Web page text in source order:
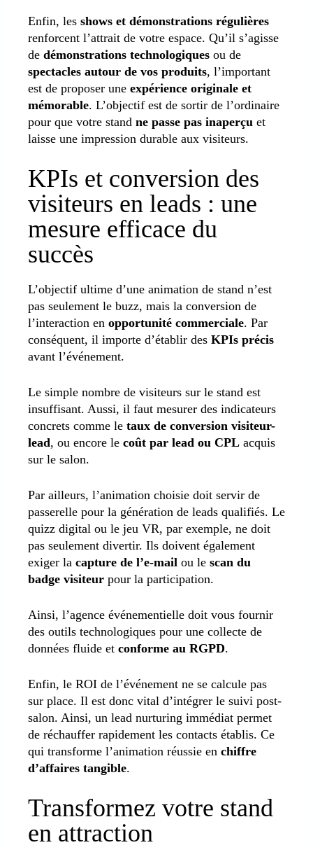
Enfin, les shows et démonstrations régulières
renforcent l’attrait de votre espace. Qu’il s’agisse
de démonstrations technologiques ou de
spectacles autour de vos produits, l’important
est de proposer une expérience originale et
mémorable. L’objectif est de sortir de l’ordinaire
pour que votre stand ne passe pas inaperçu et
laisse une impression durable aux visiteurs.
KPIs et conversion des
visiteurs en leads : une
mesure efficace du
succès
L’objectif ultime d’une animation de stand n’est
pas seulement le buzz, mais la conversion de
l’interaction en opportunité commerciale. Par
conséquent, il importe d’établir des KPIs précis
avant l’événement.
Le simple nombre de visiteurs sur le stand est
insuffisant. Aussi, il faut mesurer des indicateurs
concrets comme le taux de conversion visiteur-
lead, ou encore le coût par lead ou CPL acquis
sur le salon.
Par ailleurs, l’animation choisie doit servir de
passerelle pour la génération de leads qualifiés. Le
quizz digital ou le jeu VR, par exemple, ne doit
pas seulement divertir. Ils doivent également
exiger la capture de l’e-mail ou le scan du
badge visiteur pour la participation.
Ainsi, l’agence événementielle doit vous fournir
des outils technologiques pour une collecte de
données fluide et conforme au RGPD.
Enfin, le ROI de l’événement ne se calcule pas
sur place. Il est donc vital d’intégrer le suivi post-
salon. Ainsi, un lead nurturing immédiat permet
de réchauffer rapidement les contacts établis. Ce
qui transforme l’animation réussie en chiffre
d’affaires tangible.
Transformez votre stand
en attraction